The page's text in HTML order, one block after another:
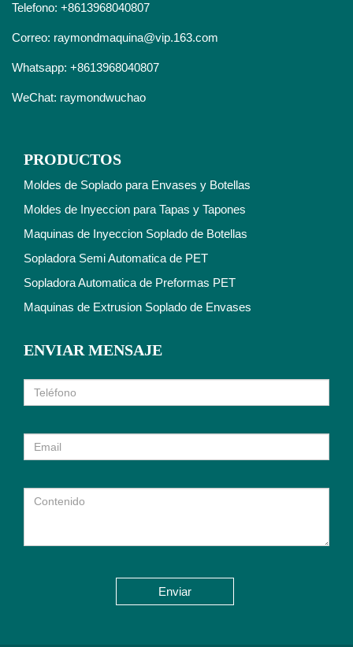
Telefono: +8613968040807
Correo: raymondmaquina@vip.163.com
Whatsapp: +8613968040807
WeChat: raymondwuchao
PRODUCTOS
Moldes de Soplado para Envases y Botellas
Moldes de Inyeccion para Tapas y Tapones
Maquinas de Inyeccion Soplado de Botellas
Sopladora Semi Automatica de PET
Sopladora Automatica de Preformas PET
Maquinas de Extrusion Soplado de Envases
ENVIAR MENSAJE
Enviar